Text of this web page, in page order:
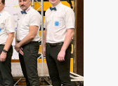
den
2026